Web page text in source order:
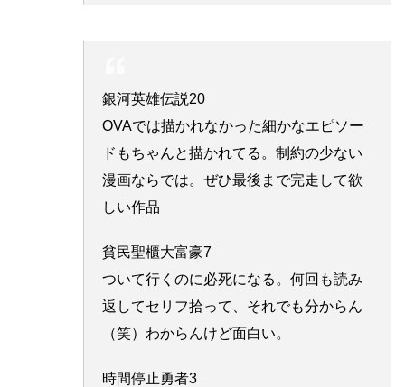
銀河英雄伝説20
OVAでは描かれなかった細かなエピソー
ドもちゃんと描かれてる。制約の少ない
漫画ならでは。ぜひ最後まで完走して欲
しい作品
貧民聖櫃大富豪7
ついて行くのに必死になる。何回も読み
返してセリフ拾って、それでも分からん
（笑）わからんけど面白い。
時間停止勇者3